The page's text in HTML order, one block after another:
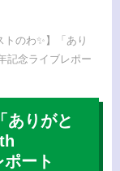
トのわ✨】「あり
記念ライブレポー
ありがと
ート